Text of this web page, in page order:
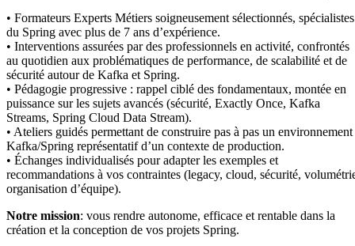
• Formateurs Experts Métiers soigneusement sélectionnés, spécialistes
du Spring avec plus de 7 ans d’expérience.
• Interventions assurées par des professionnels en activité, confrontés
au quotidien aux problématiques de performance, de scalabilité et de
sécurité autour de Kafka et Spring.
• Pédagogie progressive : rappel ciblé des fondamentaux, montée en
puissance sur les sujets avancés (sécurité, Exactly Once, Kafka
Streams, Spring Cloud Data Stream).
• Ateliers guidés permettant de construire pas à pas un environnement
Kafka/Spring représentatif d’un contexte de production.
• Échanges individualisés pour adapter les exemples et
recommandations à vos contraintes (legacy, cloud, sécurité,
organisation d’équipe).
Notre mission: vous rendre autonome, efficace et rentable dans la
création et la conception de vos projets Spring.